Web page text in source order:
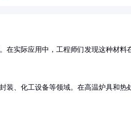
在实际应用中，工程师们发现这种材料
装、化工设备等领域。在高温炉具和热